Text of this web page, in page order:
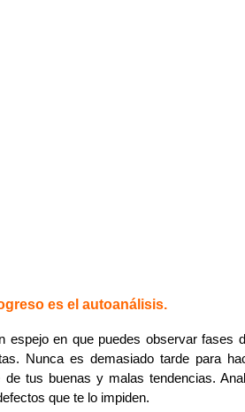
es el autoanálisis.
espejo en que puedes observar fases
Nunca es demasiado tarde para
tus buenas y malas tendencias.
que te lo impiden.